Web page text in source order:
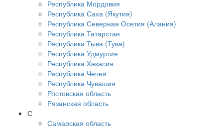
Республика Мордовия
Республика Саха (Якутия)
Республика Северная Осетия (Алания)
Республика Татарстан
Республика Тыва (Тува)
Республика Удмуртия
Республика Хакасия
Республика Чечня
Республика Чувашия
Ростовская область
Рязанская область
С
Самарская область